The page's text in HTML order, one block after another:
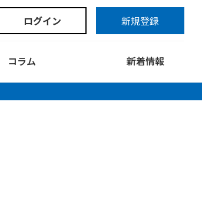
コラム 新着情報
ログイン 新規登録